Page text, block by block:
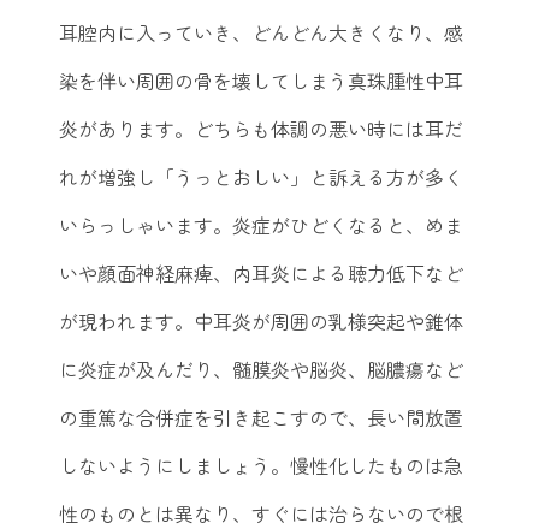
耳腔内に入っていき、どんどん大きくなり、感
染を伴い周囲の骨を壊してしまう真珠腫性中耳
炎があります。どちらも体調の悪い時には耳だ
れが増強し「うっとおしい」と訴える方が多く
いらっしゃいます。炎症がひどくなると、めま
いや顔面神経麻痺、内耳炎による聴力低下など
が現われます。中耳炎が周囲の乳様突起や錐体
に炎症が及んだり、髄膜炎や脳炎、脳膿瘍など
の重篤な合併症を引き起こすので、長い間放置
しないようにしましょう。慢性化したものは急
性のものとは異なり、すぐには治らないので根